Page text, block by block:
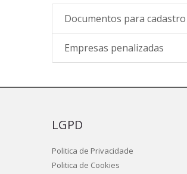
Documentos para cadastro
Empresas penalizadas
LGPD
Politica de Privacidade
Politica de Cookies